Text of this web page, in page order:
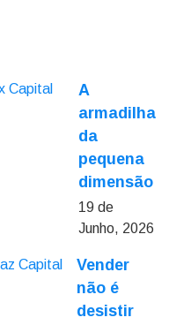
A
armadilha
da
pequena
dimensão
19 de
Junho, 2026
Vender
não é
desistir